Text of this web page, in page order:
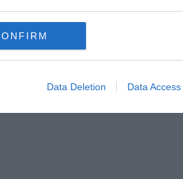
Data Deletion Data Access